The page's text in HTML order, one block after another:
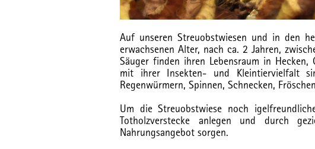
Auf unseren Streuobstwiesen und in den
erwachsenen Alter, nach ca. 2 Jahren,
Säuger finden ihren Lebensraum in Hecken,
mit ihrer Insekten- und Kleintiervielfalt
Regenwürmern, Spinnen, Schnecken,
Um die Streuobstwiese noch
Totholzverstecke anlegen und durch
Nahrungsangebot sorgen.